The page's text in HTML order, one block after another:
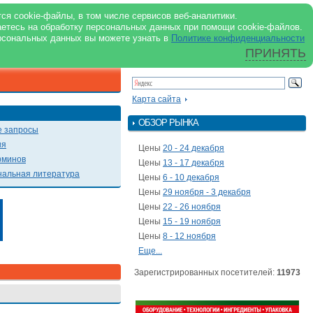
cookie-файлы, в том числе сервисов веб-аналитики.
на обработку персональных данных при помощи cookie-файлов.
данных вы можете узнать в Политике конфиденциальности
ПРИНЯТЬ
support@milkbranch.ru
О портале
Реклама в журнале
Реклама на портале
Архив номеров
запросы
литература
Карта сайта
ОБЗОР РЫНКА
Цены 20 - 24 декабря
Цены 13 - 17 декабря
Цены 6 - 10 декабря
Цены 29 ноября - 3 декабря
Цены 22 - 26 ноября
Цены 15 - 19 ноября
Цены 8 - 12 ноября
Еще...
Зарегистрированных посетителей: 11973